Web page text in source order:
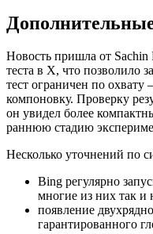
Новость пришла от
теста в X, что позволило
тест ограничен по
компоновку. Проверку
он увидел более
раннюю стадию
Несколько уточнений по
Bing регулярно
многие из них так и
появление
гарантированного